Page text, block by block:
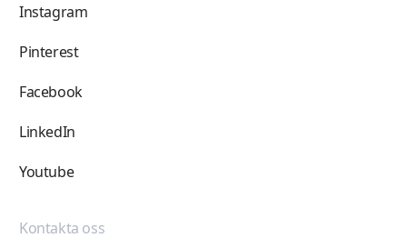
Instagram
Pinterest
Facebook
LinkedIn
Youtube
Kontakta oss